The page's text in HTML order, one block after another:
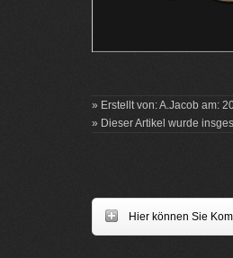
» Erstellt von: A.Jacob am:
» Dieser Artikel wurde
Hier können Sie